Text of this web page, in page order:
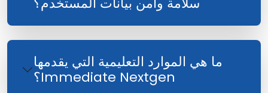
ما هي الموارد التعليمية التي يقدمها
Immediate Nextgen؟